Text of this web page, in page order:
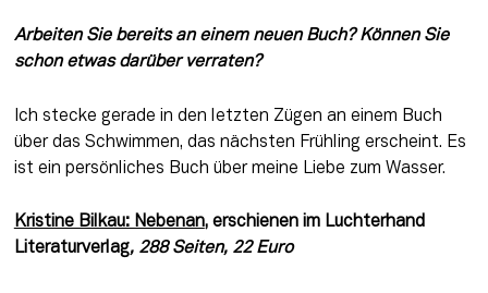
Arbeiten Sie bereits an einem neuen Buch? Können Sie
schon etwas darüber verraten?
Ich stecke gerade in den letzten Zügen an einem Buch
über das Schwimmen, das nächsten Frühling erscheint. Es
ist ein persönliches Buch über meine Liebe zum Wasser.
Kristine Bilkau: Nebenan, erschienen im Luchterhand
Literaturverlag, 288 Seiten, 22 Euro